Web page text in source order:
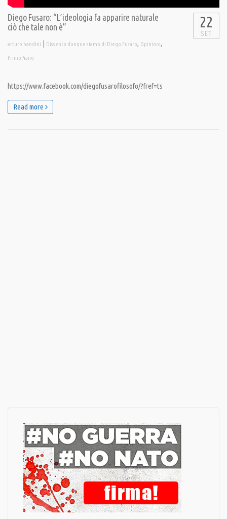
Diego Fusaro: “L’ideologia fa apparire naturale
ciò che tale non è”
arturo bandini | Dissento dunque siamo di Diego Fusaro, Opinioni,
PrimoPiano
22
SET
https://www.facebook.com/diegofusarofilosofo/?fref=ts
Read more